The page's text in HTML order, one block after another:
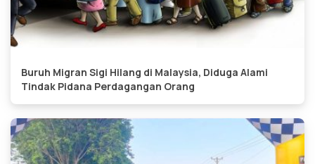
Buruh Migran Sigi Hilang di Malaysia, Diduga Alami
Tindak Pidana Perdagangan Orang